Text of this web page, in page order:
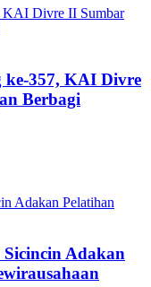
ke-357, KAI Divre
Berbagi
Adakan